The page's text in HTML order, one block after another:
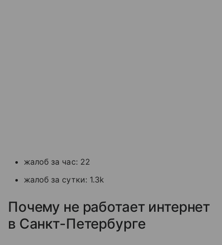
жалоб за час: 22
жалоб за сутки: 1.3k
Почему не работает интернет
в Санкт-Петербурге